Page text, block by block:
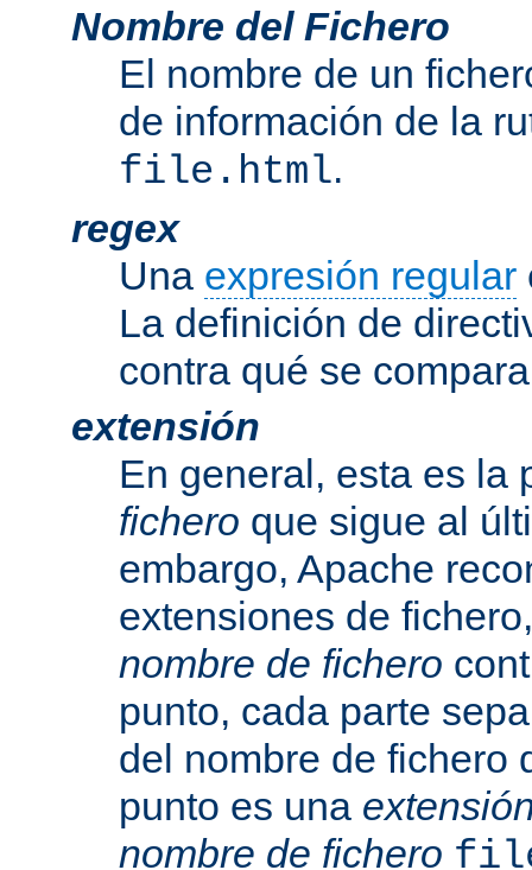
Nombre del Fichero
El nombre de un
de información de la
file.html.
regex
Una expresión regular
La definición de
contra qué se
extensión
En general, esta es la
fichero que sigue al
embargo, Apache
extensiones de
nombre de fichero
punto, cada parte
del nombre de fichero
punto es una
nombre de fichero